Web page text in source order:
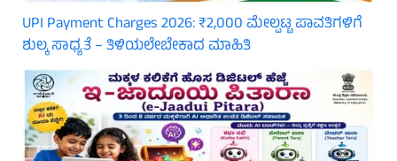
UPI Payment Charges 2026: ₹2,000 ಮೇಲ್ಪಟ್ಟ ಪಾವತಿಗಳಿಗೆ
ಶುಲ್ಕ ಸಾಧ್ಯತೆ – ತಿಳಿಯಲೇಬೇಕಾದ ಮಾಹಿತಿ